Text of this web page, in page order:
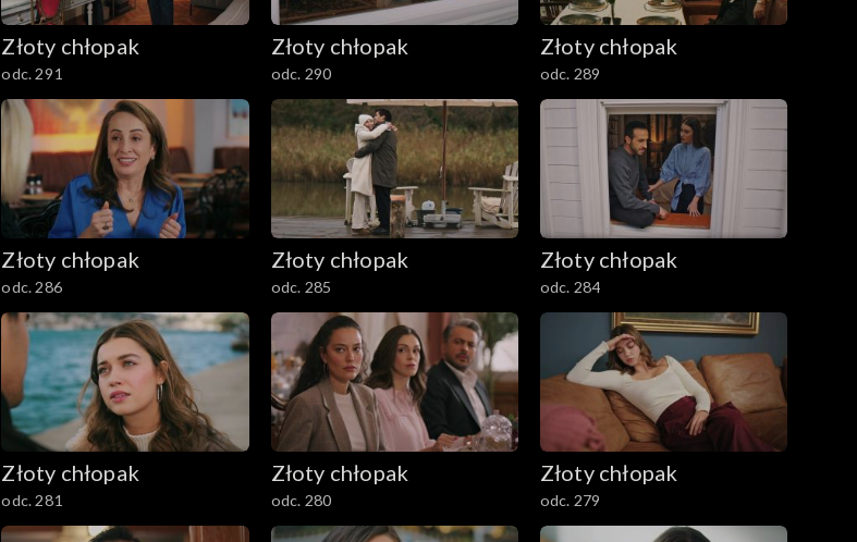
Złoty chłopak
odc. 291
Złoty chłopak
odc. 290
Złoty chłopak
odc. 289
Złoty chłopak
odc. 286
Złoty chłopak
odc. 285
Złoty chłopak
odc. 284
Złoty chłopak
odc. 281
Złoty chłopak
odc. 280
Złoty chłopak
odc. 279